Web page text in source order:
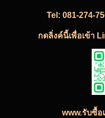
Tel:081-274-
กดลิ่งค์นี้เพื่อเข้า
www.รับซื้อ